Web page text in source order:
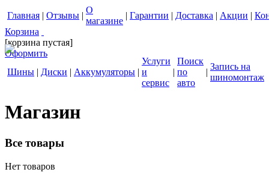
Главная | Отзывы |
О
магазине
| Гарантии | Доставка | Акции |
Корзина
[корзина пустая]
Оформить
Шины | Диски | Аккумуляторы |
Услуги
и
сервис
|
Поиск
по
авто
|
Запись на
шиномонтаж
Магазин
Все товары
Нет товаров